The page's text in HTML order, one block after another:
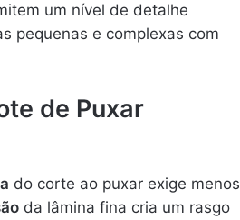
um nível de detalhe
pequenas e complexas com
de Puxar
do corte ao puxar exige menos
da lâmina fina cria um rasgo